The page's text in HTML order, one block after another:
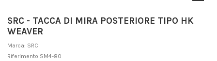
SRC - TACCA DI MIRA POSTERIORE TIPO HK
WEAVER
Marca: SRC
Riferimento SM4-80